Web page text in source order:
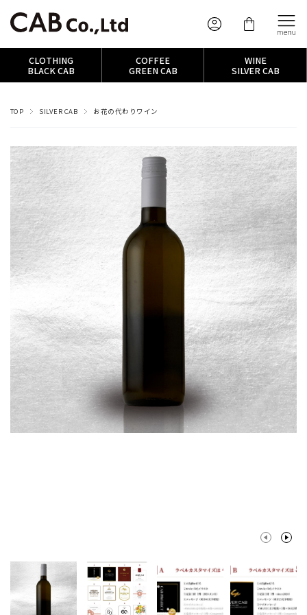
CLOTHING
BLACK CAB
COFFEE
GREEN CAB
WINE
SILVER CAB
TOP SILVER CAB お花の代わりワイン
Previ
ous
Next